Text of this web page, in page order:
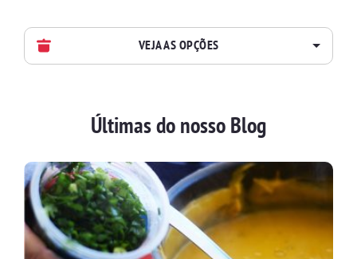
VEJA AS OPÇÕES
BATIDAS
BEBIDAS E DRINKS
BISCOITOS
Últimas do nosso Blog